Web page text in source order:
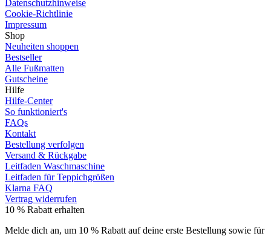
Datenschutzhinweise
Cookie-Richtlinie
Impressum
Shop
Neuheiten shoppen
Bestseller
Alle Fußmatten
Gutscheine
Hilfe
Hilfe-Center
So funktioniert's
FAQs
Kontakt
Bestellung verfolgen
Versand & Rückgabe
Leitfaden Waschmaschine
Leitfaden für Teppichgrößen
Klarna FAQ
Vertrag widerrufen
10 % Rabatt erhalten
Melde dich an, um 10 % Rabatt auf deine erste Bestellung sowie für